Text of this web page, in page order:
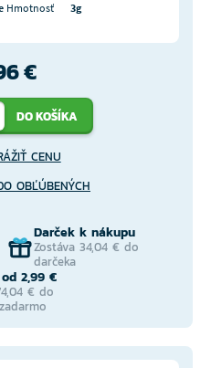
Hmotnosť 3g
€
DO KOŠÍKA
CENU
OBĽÚBENÝCH
Darček k nákupu
Zostáva 34,04 € do
darčeka
2,99 €
€ do